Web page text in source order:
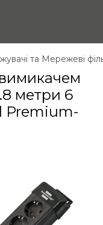
та Мережеві
метри 6
Premium-